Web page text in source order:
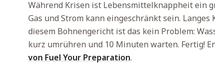
Während Krisen ist Lebensmittelknappheit ein
Gas und Strom kann eingeschränkt sein.
diesem Bohnengericht ist das kein Problem:
kurz umrühren und 10 Minuten warten. Fertig!
von Fuel Your Preparation.